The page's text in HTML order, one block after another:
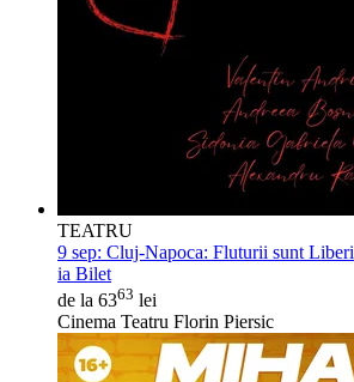
TEATRU
9 sep: Cluj-Napoca: Fluturii sunt Liberi
ia Bilet
de la 6363 lei
Cinema Teatru Florin Piersic